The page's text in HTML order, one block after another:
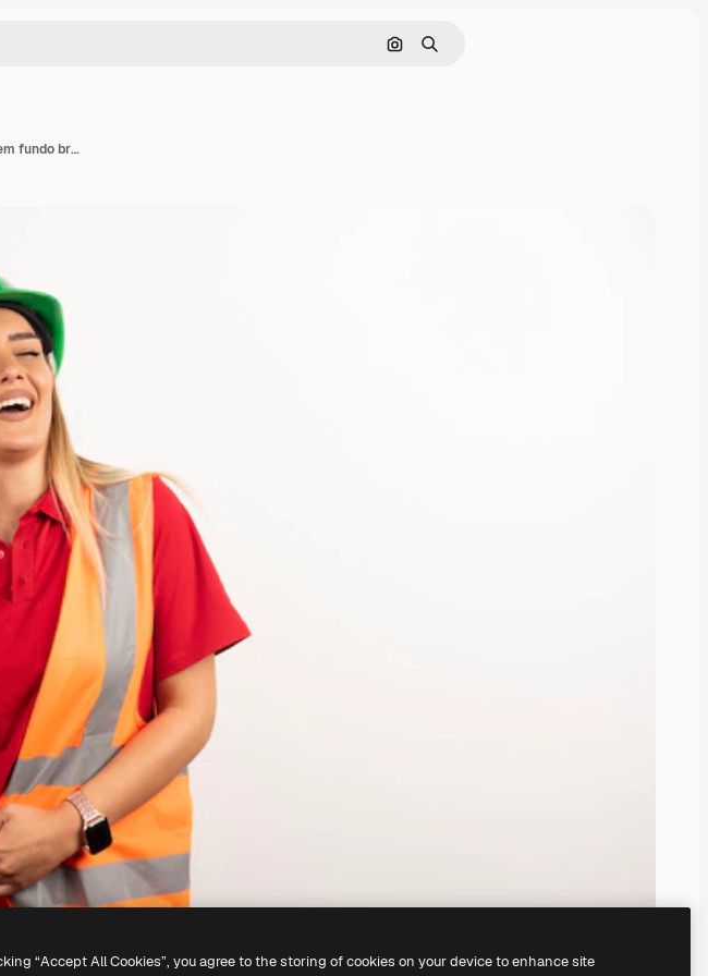
Pesquisar por imagem
Buscar
Mulher sorridente em uniforme de proteção e capacete posando em fundo branco.
“Accept All Cookies”, you agree to the storing of cookies on your device to enhance site